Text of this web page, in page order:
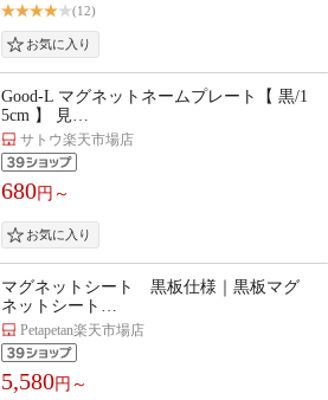
(12)
Good-L マグネットネームプレート【 黒/1
5cm 】 見…
サトウ楽天市場店
680円～
マグネットシート 黒板仕様｜黒板マグ
ネットシート…
Petapetan楽天市場店
5,580円～